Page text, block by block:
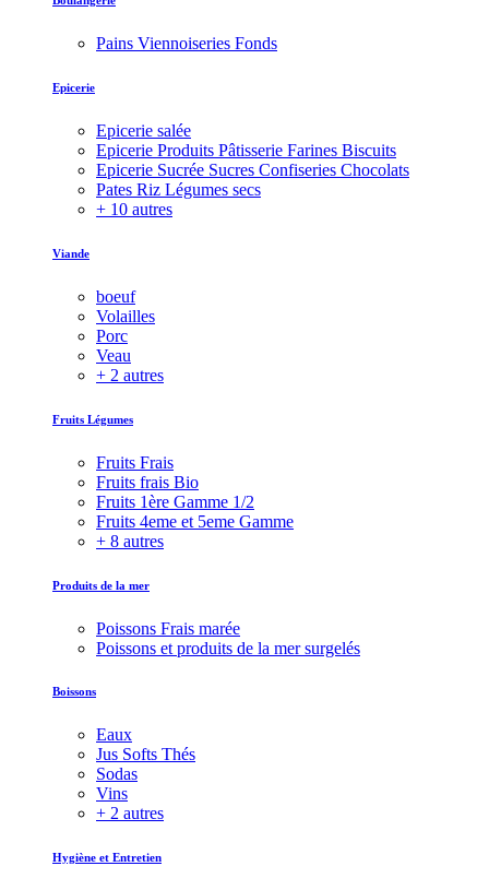
Pains Viennoiseries Fonds
Epicerie
Epicerie salée
Epicerie Produits Pâtisserie Farines Biscuits
Epicerie Sucrée Sucres Confiseries Chocolats
Pates Riz Légumes secs
+ 10 autres
Viande
boeuf
Volailles
Porc
Veau
+ 2 autres
Fruits Légumes
Fruits Frais
Fruits frais Bio
Fruits 1ère Gamme 1/2
Fruits 4eme et 5eme Gamme
+ 8 autres
Produits de la mer
Poissons Frais marée
Poissons et produits de la mer surgelés
Boissons
Eaux
Jus Softs Thés
Sodas
Vins
+ 2 autres
Hygiène et Entretien